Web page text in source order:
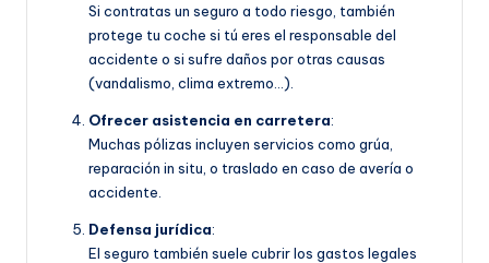
Si contratas un seguro a todo riesgo, también
protege tu coche si tú eres el responsable del
accidente o si sufre daños por otras causas
(vandalismo, clima extremo…).
Ofrecer asistencia en carretera:
Muchas pólizas incluyen servicios como grúa,
reparación in situ, o traslado en caso de avería o
accidente.
Defensa jurídica:
El seguro también suele cubrir los gastos legales